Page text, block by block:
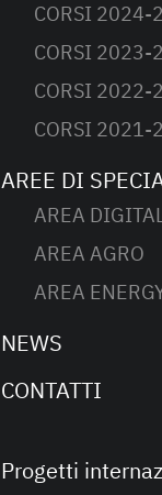
CORSI 2024-
CORSI 2023-
CORSI 2022-
CORSI 2021-
AREE DI
AREA
AREA AGRO
AREA
NEWS
CONTATTI
Progetti